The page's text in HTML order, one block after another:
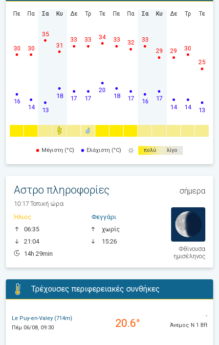
Πε
16
30
Πα
14
30
Σα
13
35
Κυ
18
31
Δε
17
33
Τρ
17
33
Τε
20
34
Πε
18
33
Πα
17
32
Σα
16
33
Κυ
17
29
Δε
14
29
Τρ
14
30
Τε
13
25
Μέγιστη (°C) Ελάχιστη (°C) πολύ λίγο
Αστρο πληροφορίες σήμερα
10:17 Τοπική ώρα
Ήλιος
06:35
21:04
14h 29min
Φεγγάρι
χωρίς
15:26
Φθίνουσα
ημισέληνος
Τρέχουσες περιφερειακές συνθήκες
Le Puy-en-Valey (714m)
Πέμ 06/08, 09:30
20.6°
-
Άνεμος Ν 1 Bft